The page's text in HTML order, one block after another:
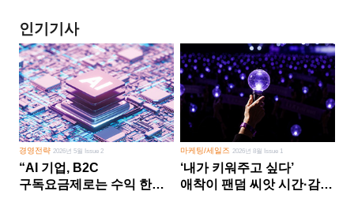
인기기사
경영전략 2026년 5월 Issue 2
“AI 기업, B2C
구독요금제로는 수익 한계
마케팅/세일즈 2026년 8월 Issue 1
‘내가 키워주고 싶다’
애착이 팬덤 씨앗 시간·감정